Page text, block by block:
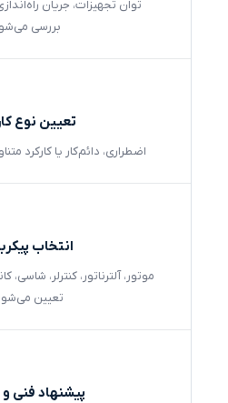
توان تجهیزات، جریان
بررسی
تعیین نوع
اضطراری، دائم‌کار یا
انتخاب
موتور، آلترناتور، کنترلر،
تعیین
پیشنهاد فنی